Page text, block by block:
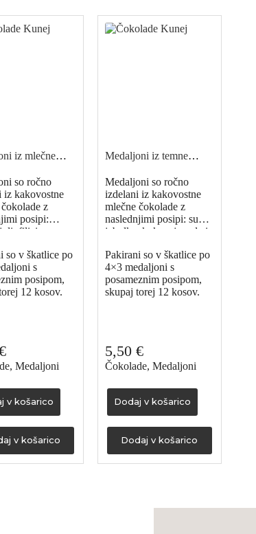
iz mlečne
so ročno
iz kakovostne
z
posipi:
liofilizirane
so v škatlice po
s
posipom,
12 kosov.
, Medaljoni
v košarico
v košarico
Medaljoni iz temne
Medaljoni so ročno
izdelani iz kakovostne
mlečne čokolade z
naslednjimi posipi: suha
jabolka, kokos, jagode in
Pakirani so v škatlice po
4×3 medaljoni s
posameznim posipom,
skupaj torej 12 kosov.
5,50€
Čokolade,Medaljoni
Dodaj v košarico
Dodaj v košarico